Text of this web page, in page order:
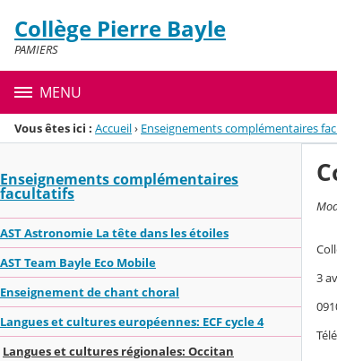
Menu de la rubrique
Contenu
Collège Pierre Bayle
PAMIERS
MENU
Vous êtes ici : Accueil› Enseignements complémentaires
Enseignements complémentaires
facultatifs
AST Astronomie La tête dans les étoiles
AST Team Bayle Eco Mobile
Enseignement de chant choral
Langues et cultures européennes: ECF cycle 4
Langues et cultures régionales: Occitan
3